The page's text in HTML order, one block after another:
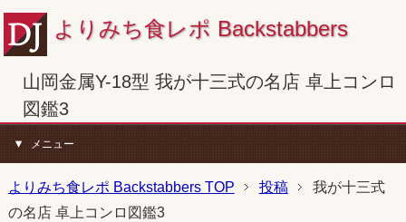
よりみち食レポ Backstabbers
山岡金属Y-18型 我が十三式の名店 卓上コンロ
図鑑3
メニュー
よりみち食レポ Backstabbers TOP 投稿
我が十三式
の名店 卓上コンロ図鑑3